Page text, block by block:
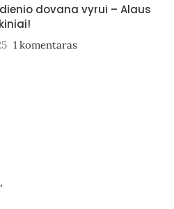
dovana vyrui – Alaus
1 komentaras